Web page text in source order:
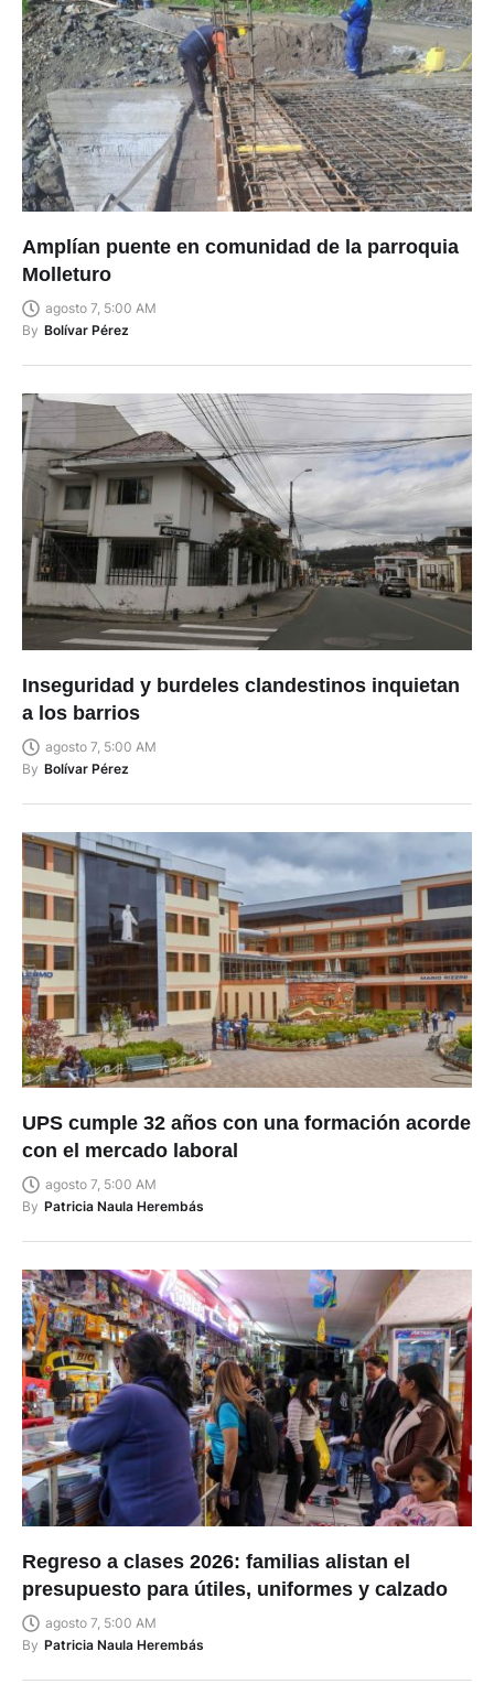
Amplían puente en comunidad de la parroquia
Molleturo
agosto 7, 5:00 AM
By Bolívar Pérez
Inseguridad y burdeles clandestinos inquietan
a los barrios
agosto 7, 5:00 AM
By Bolívar Pérez
UPS cumple 32 años con una formación acorde
con el mercado laboral
agosto 7, 5:00 AM
By Patricia Naula Herembás
Regreso a clases 2026: familias alistan el
presupuesto para útiles, uniformes y calzado
agosto 7, 5:00 AM
By Patricia Naula Herembás